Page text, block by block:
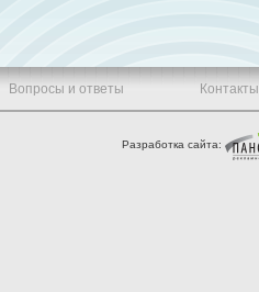
Вопросы и ответы Контакты
Разработка сайта: